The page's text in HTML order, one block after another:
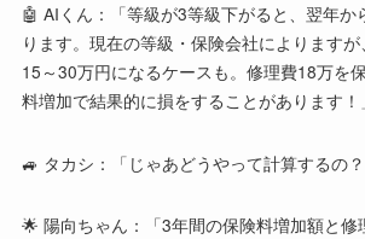
🤖 AIくん：「等級が3等級下がると、翌年か
ります。現在の等級・保険会社によります
15～30万円になるケースも。修理費18万を
料増加で結果的に損をすることがあります！
🚙 タカシ：「じゃあどうやって計算するの？
🌟 陽向ちゃん：「3年間の保険料増加額と修